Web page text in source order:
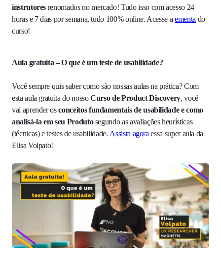
instrutores renomados no mercado! Tudo isso com acesso 24
horas e 7 dias por semana, tudo 100% online. Acesse a ementa do
curso!
Aula gratuita – O que é um teste de usabilidade?
Você sempre quis saber como são nossas aulas na prática? Com
esta aula gratuita do nossoCurso de Product Discovery, você
vai aprender osconceitos fundamentais de usabilidade e como
analisá-la em seu Produtosegundo as avaliações heurísticas
(técnicas) e testes de usabilidade. Assista agora essa super aula da
Elisa Volpato!